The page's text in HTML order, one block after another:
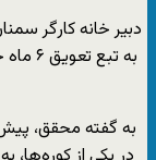
به گفته محقق،